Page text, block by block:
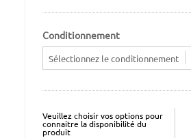
Conditionnement
Sélectionnez le conditionnement
Veuillez choisir vos options pour
connaitre la disponibilité du
produit